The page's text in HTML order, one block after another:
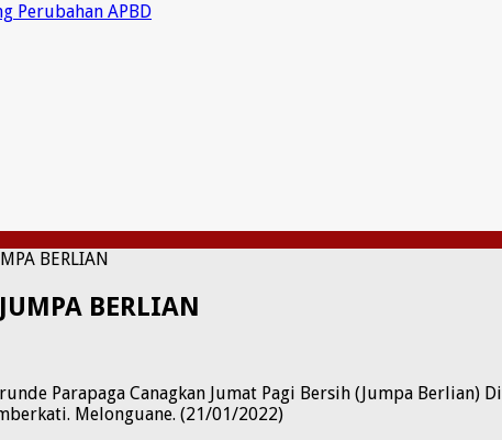
Perubahan APBD
BERLIAN
BERLIAN
Parapaga Canagkan Jumat Pagi Bersih (Jumpa Berlian)
Melonguane. (21/01/2022)